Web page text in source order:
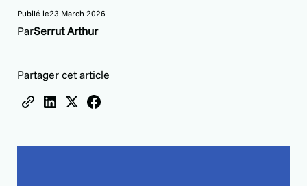
Publié le23 March 2026
ParSerrut Arthur
Partager cet article